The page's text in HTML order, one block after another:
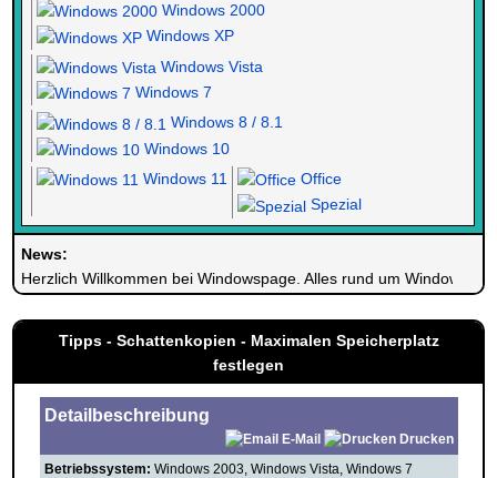
Windows 2000
Windows XP
Windows Vista
Windows 7
Windows 8 / 8.1
Windows 10
Windows 11
Office
Spezial
News:
Herzlich Willkommen bei Windowspage. Alles rund um Windows.
Tipps - Schattenkopien - Maximalen Speicherplatz
festlegen
Detailbeschreibung
E-Mail
Drucken
Betriebssystem: Windows 2003, Windows Vista, Windows 7